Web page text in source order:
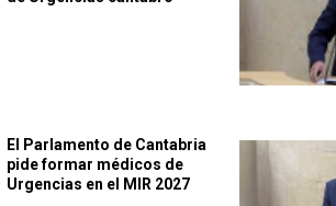
El Parlamento de Cantabria
pide formar médicos de
Urgencias en el MIR 2027